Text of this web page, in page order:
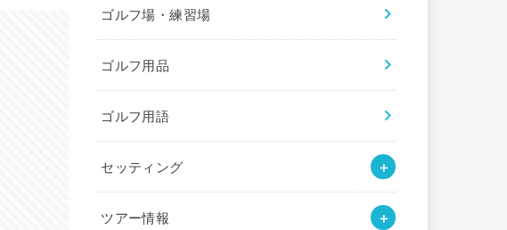
ゴルフ場・練習場
ゴルフ用品
ゴルフ用語
セッティング
ツアー情報